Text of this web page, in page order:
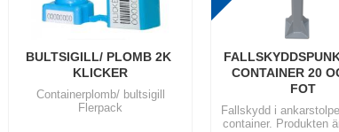
BULTSIGILL/ PLOMB 2K
KLICKER
Containerplomb/ bultsigill
Flerpack
CONTAINER 20
FOT
Fallskydd i
container. Produkten